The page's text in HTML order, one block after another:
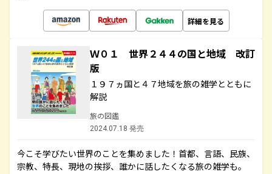
詳細を見る
Ｗ０１ 世界２４４の国と地域 改訂
版
１９７ヵ国と４７地域を旅の雑学とともに
解説
旅の図鑑
2024.07.18 発売
今こそ学びたい世界のことを集めました！首都、言語、民族、
宗教、特長、現地の挨拶、誰かに話したくなる旅の雑学も。